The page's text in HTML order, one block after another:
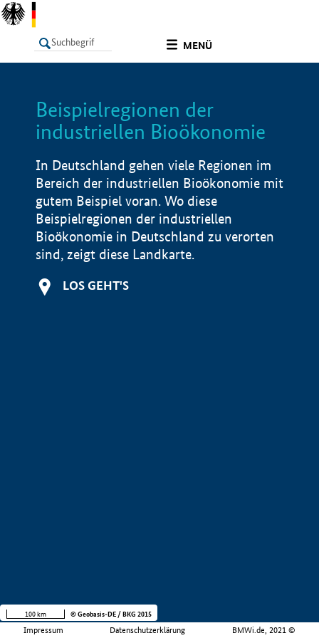
MENÜ
LISTE
Beispielregionen der
industriellen Bioökonomie
In Deutschland gehen viele Regionen im
Bereich der industriellen Bioökonomie mit
gutem Beispiel voran. Wo diese
Beispielregionen der industriellen
Bioökonomie in Deutschland zu verorten
sind, zeigt diese Landkarte.
LOS GEHT'S
Impressum Datenschutzerklärung BMWi.de, 2021 ©
100 km © Geobasis-DE / BKG 2015